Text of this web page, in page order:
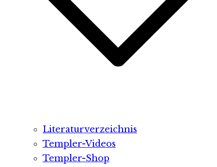
Literaturverzeichnis
Templer-Videos
Templer-Shop